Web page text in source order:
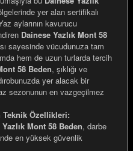
yer alan sertifikalı
aylarının kavurucu
Dainese Yazlık Mont 58
sayesinde vücudunuza tam
hem de uzun turlarda tercih
58 Beden, şıklığı ve
yer alacak bir
sezonunun en vazgeçilmez
Teknik Özellikleri:
Mont 58 Beden, darbe
en yüksek güvenlik